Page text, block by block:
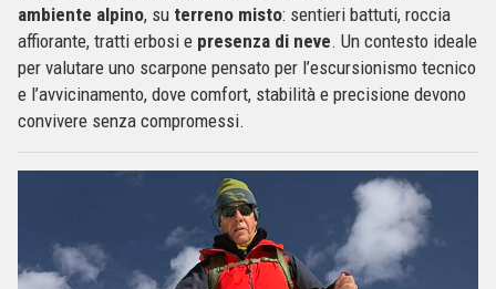
ambiente alpino, su terreno misto: sentieri battuti, roccia
affiorante, tratti erbosi e presenza di neve. Un contesto ideale
per valutare uno scarpone pensato per l’escursionismo tecnico
e l’avvicinamento, dove comfort, stabilità e precisione devono
convivere senza compromessi.